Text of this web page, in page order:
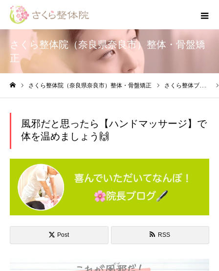
さくら整体院（奈良県奈良市）整体・骨盤矯
正
さくら整体院（奈良県奈良市）整体・骨盤矯正 さくら整体ブログ
風邪だと思ったら【ハンドマッサージ】で
体を温めましょう🙌
Post RSS